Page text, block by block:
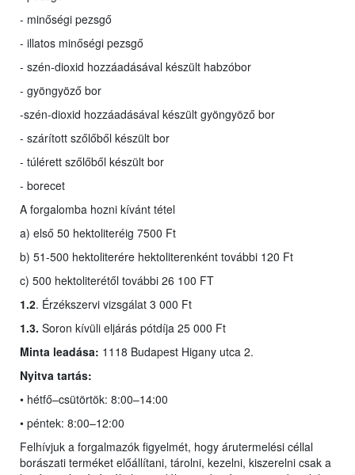
- minőségi pezsgő
- illatos minőségi pezsgő
- szén-dioxid hozzáadásával készült habzóbor
- gyöngyöző bor
-szén-dioxid hozzáadásával készült gyöngyöző bor
- szárított szőlőből készült bor
- túlérett szőlőből készült bor
- borecet
A forgalomba hozni kívánt tétel
a) első 50 hektoliteréig 7500 Ft
b) 51-500 hektoliterére hektoliterenként további 120 Ft
c) 500 hektoliterétől további 26 100 FT
1.2. Érzékszervi vizsgálat 3 000 Ft
1.3. Soron kívüli eljárás pótdíja 25 000 Ft
Minta leadása: 1118 Budapest Higany utca 2.
Nyitva tartás:
• hétfő–csütörtök: 8:00–14:00
• péntek: 8:00–12:00
Felhívjuk a forgalmazók figyelmét, hogy árutermelési céllal
borászati terméket előállítani, tárolni, kezelni, kiszerelni csak a